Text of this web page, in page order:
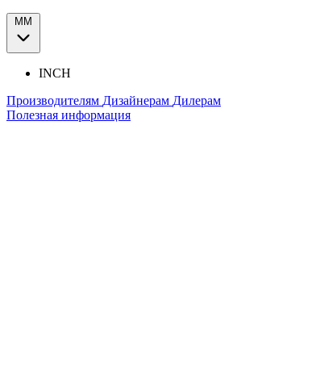
ММ
INCH
Производителям Дизайнерам Дилерам
Полезная информация